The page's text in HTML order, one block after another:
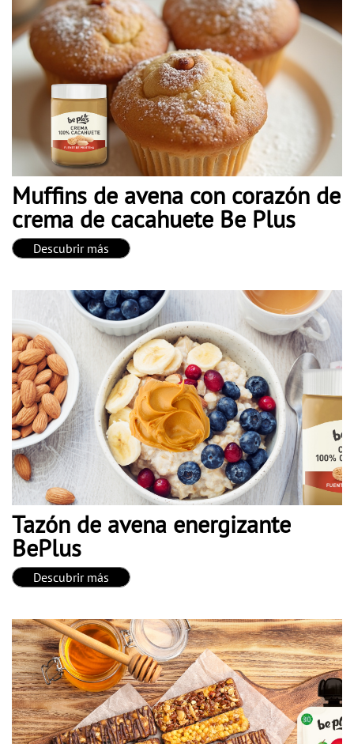
Muffins de avena con corazón de
crema de cacahuete Be Plus
Descubrir más
Tazón de avena energizante
BePlus
Descubrir más